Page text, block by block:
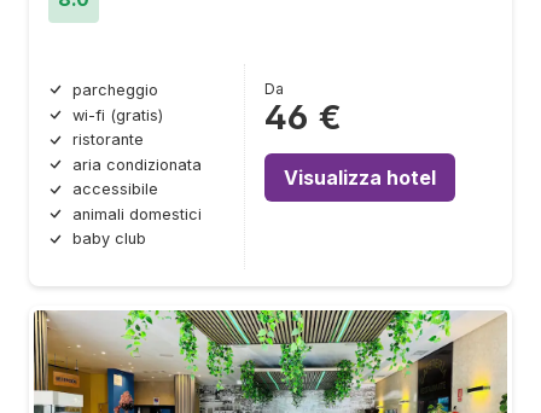
parcheggio
wi-fi (gratis)
ristorante
aria condizionata
accessibile
animali domestici
baby club
Da
46 €
Visualizza hotel